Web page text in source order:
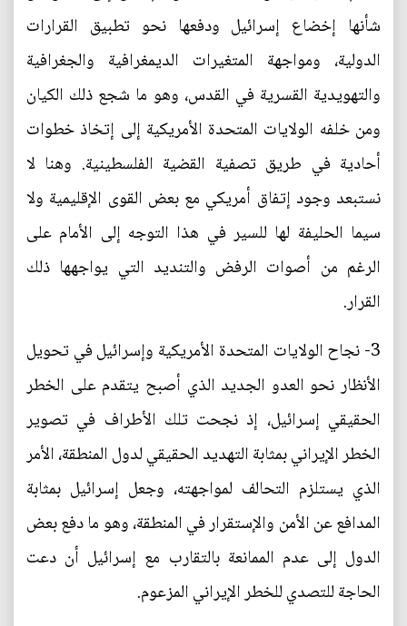
شأنها إخضاع إسرائيل ودفعها نحو تطبيق القرارات
الدولية، ومواجهة المتغيرات الديمغرافية والجغرافية
والتهويدية القسرية في القدس، وهو ما شجع ذلك الكيان
ومن خلفه الولايات المتحدة الأمريكية إلى إتخاذ خطوات
أحادية في طريق تصفية القضية الفلسطينية. وهنا لا
نستبعد وجود إتفاق أمريكي مع بعض القوى الإقليمية ولا
سيما الحليفة لها للسير في هذا التوجه إلى الأمام على
الرغم من أصوات الرفض والتنديد التي يواجهها ذلك
القرار.
3- نجاح الولايات المتحدة الأمريكية وإسرائيل في تحويل
الأنظار نحو العدو الجديد الذي أصبح يتقدم على الخطر
الحقيقي إسرائيل، إذ نجحت تلك الأطراف في تصوير
الخطر الإيراني بمثابة التهديد الحقيقي لدول المنطقة، الأمر
الذي يستلزم التحالف لمواجهته، وجعل إسرائيل بمثابة
المدافع عن الأمن والإستقرار في المنطقة، وهو ما دفع بعض
الدول إلى عدم الممانعة بالتقارب مع إسرائيل أن دعت
الحاجة للتصدي للخطر الإيراني المزعوم.